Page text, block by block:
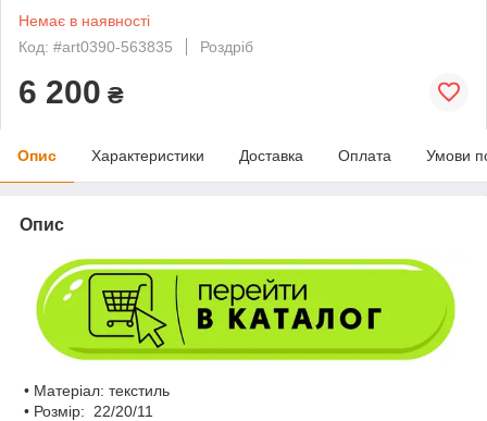
Немає в наявності
Код: #art0390-563835
Роздріб
6 200 ₴
Опис Характеристики Доставка Оплата Умови
Опис
• Матеріал: текстиль
• Розмір: 22/20/11